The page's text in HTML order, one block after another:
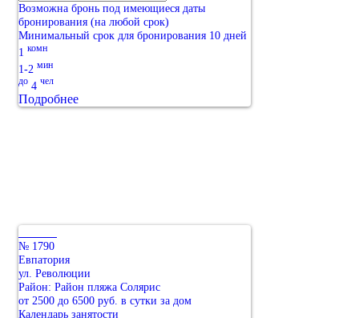
Возможна бронь под имеющиеся даты
бронирования (на любой срок)
Минимальный срок для бронирования 10 дней
1 комн
1-2 мин
до 4 чел
Подробнее
№ 1790
Евпатория
ул. Революции
Район: Район пляжа Солярис
от 2500 до 6500 руб. в сутки за дом
Календарь занятости